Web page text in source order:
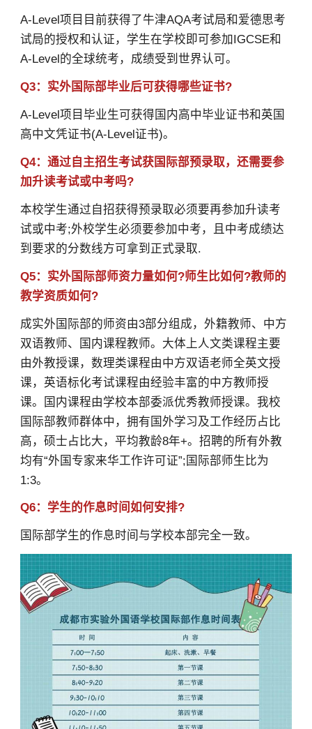
A-Level项目目前获得了牛津AQA考试局和爱德思考
试局的授权和认证，学生在学校即可参加IGCSE和
A-Level的全球统考，成绩受到世界认可。
Q3：实外国际部毕业后可获得哪些证书?
A-Level项目毕业生可获得国内高中毕业证书和英国
高中文凭证书(A-Level证书)。
Q4：通过自主招生考试获国际部预录取，还需要参
加升读考试或中考吗?
本校学生通过自招获得预录取必须要再参加升读考
试或中考;外校学生必须要参加中考，且中考成绩达
到要求的分数线方可拿到正式录取.
Q5：实外国际部师资力量如何?师生比如何?教师的
教学资质如何?
成实外国际部的师资由3部分组成，外籍教师、中方
双语教师、国内课程教师。大体上人文类课程主要
由外教授课，数理类课程由中方双语老师全英文授
课，英语标化考试课程由经验丰富的中方教师授
课。国内课程由学校本部委派优秀教师授课。我校
国际部教师群体中，拥有国外学习及工作经历占比
高，硕士占比大，平均教龄8年+。招聘的所有外教
均有“外国专家来华工作许可证”;国际部师生比为
1:3。
Q6：学生的作息时间如何安排?
国际部学生的作息时间与学校本部完全一致。